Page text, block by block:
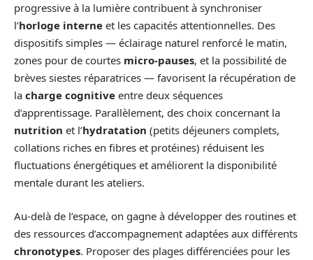
progressive à la lumière contribuent à synchroniser
l’horloge interne et les capacités attentionnelles. Des
dispositifs simples — éclairage naturel renforcé le matin,
zones pour de courtes micro-pauses, et la possibilité de
brèves siestes réparatrices — favorisent la récupération de
la charge cognitive entre deux séquences
d’apprentissage. Parallèlement, des choix concernant la
nutrition et l’hydratation (petits déjeuners complets,
collations riches en fibres et protéines) réduisent les
fluctuations énergétiques et améliorent la disponibilité
mentale durant les ateliers.
Au-delà de l’espace, on gagne à développer des routines et
des ressources d’accompagnement adaptées aux différents
chronotypes. Proposer des plages différenciées pour les